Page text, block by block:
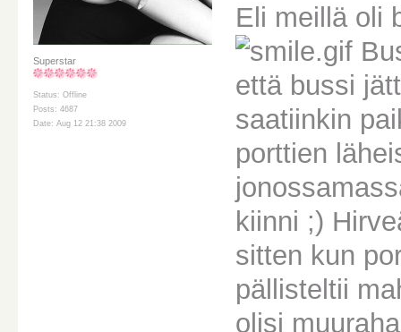
Superstar
Status: Offline
Posts: 4687
Date: Aug 12 21:38 2009
Eli meillä oli
että bussi
saatiinkin
porttien
kiinni ;)
sitten kun
pällisteltii
olisi